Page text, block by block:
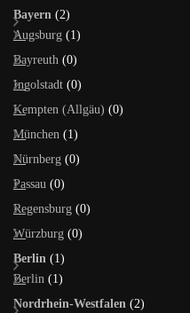
Bayern (2)
Augsburg (1)
Bayreuth (0)
Ingolstadt (0)
Kempten (Allgäu) (0)
München (1)
Nürnberg (0)
Passau (0)
Regensburg (0)
Würzburg (0)
Berlin (1)
Berlin (1)
Nordrhein-Westfalen (2)